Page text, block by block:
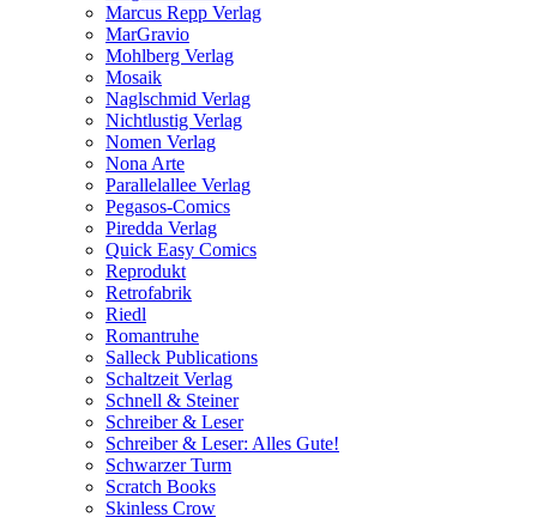
Marcus Repp Verlag
MarGravio
Mohlberg Verlag
Mosaik
Naglschmid Verlag
Nichtlustig Verlag
Nomen Verlag
Nona Arte
Parallelallee Verlag
Pegasos-Comics
Piredda Verlag
Quick Easy Comics
Reprodukt
Retrofabrik
Riedl
Romantruhe
Salleck Publications
Schaltzeit Verlag
Schnell & Steiner
Schreiber & Leser
Schreiber & Leser: Alles Gute!
Schwarzer Turm
Scratch Books
Skinless Crow